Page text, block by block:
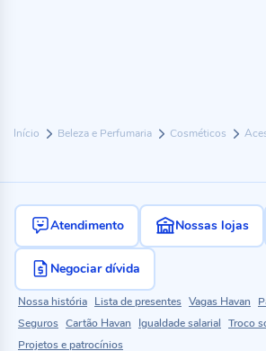
Início Beleza e Perfumaria Cosméticos
Atendimento Nossas lojas
Negociar dívida
Nossa história Lista de presentes Vagas Havan
Seguros Cartão Havan Igualdade salarial Troco
Projetos e patrocínios